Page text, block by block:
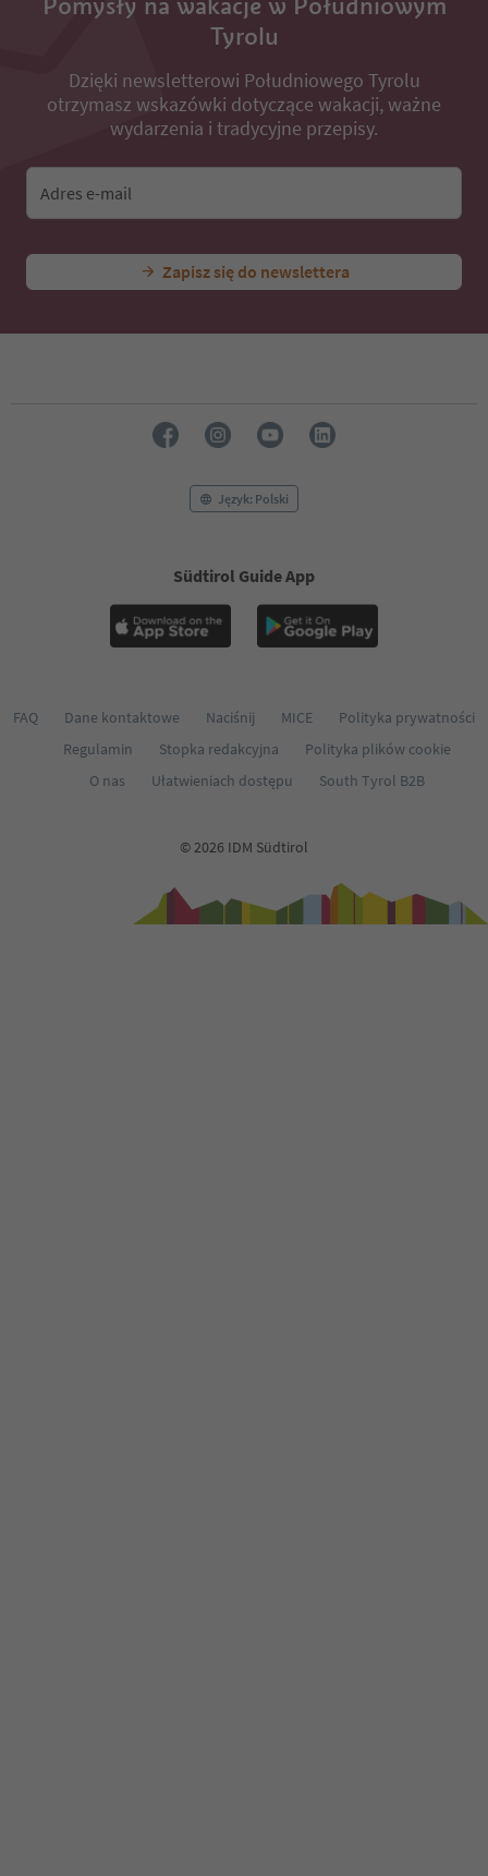
Tyrolu
Dzięki newsletterowi Południowego Tyrolu
otrzymasz wskazówki dotyczące wakacji, ważne
wydarzenia i tradycyjne przepisy.
Adres e-mail
Zapisz się do newslettera
Język: Polski
Südtirol Guide App
FAQ Dane kontaktowe Naciśnij MICE
Polityka prywatności
Regulamin
Stopka redakcyjna
Polityka plików cookie
O nas
Ułatwieniach dostępu South Tyrol B2B
© 2026 IDM Südtirol